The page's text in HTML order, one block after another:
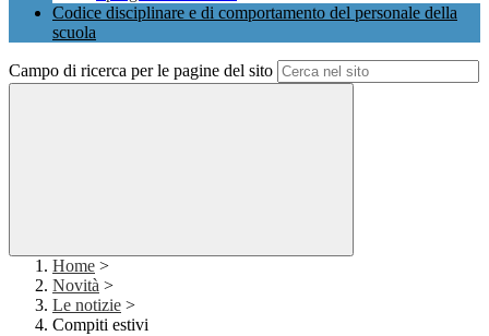
Codice disciplinare e di comportamento del personale della
scuola
Campo di ricerca per le pagine del sito
Home >
Novità >
Le notizie >
Compiti estivi